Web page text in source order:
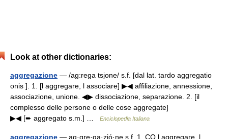
Look at other dictionaries:
aggregazione — /ag:rega tsjone/ s.f. [dal lat. tardo aggregatio
onis ]. 1. [l aggregare, l associare] ▶◀ affiliazione, annessione,
associazione, unione. ◀▶ dissociazione, separazione. 2. [il
complesso delle persone o delle cose aggregate]
▶◀ [➨ aggregato s.m.] …
Enciclopedia Italiana
aggregazione — ag·gre·ga·zió·ne s.f. 1. CO l aggregare, l